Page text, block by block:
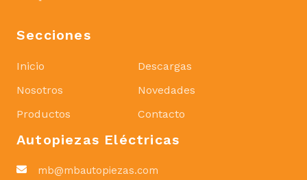
Secciones
Inicio
Nosotros
Productos
Descargas
Novedades
Contacto
Autopiezas Eléctricas
mb@mbautopiezas.com